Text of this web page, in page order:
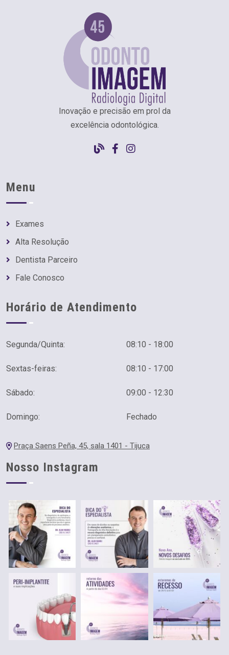
Inovação e precisão em prol da
excelência odontológica.
Menu
Exames
Alta Resolução
Dentista Parceiro
Fale Conosco
Horário de Atendimento
Segunda/Quinta: 08:10 - 18:00
Sextas-feiras: 08:10 - 17:00
Sábado: 09:00 - 12:30
Domingo: Fechado
Praça Saens Peña, 45, sala 1401 - Tijuca
Nosso Instagram